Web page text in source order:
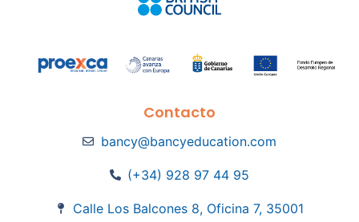
Contacto
bancy@bancyeducation.com
(+34) 928 97 44 95
Calle Los Balcones 8, Oficina 7, 35001